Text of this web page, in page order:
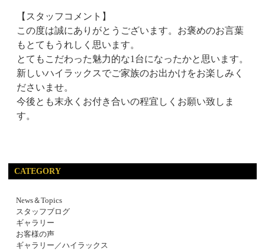
【スタッフコメント】
この度は誠にありがとうございます。お褒めのお言葉
もとてもうれしく思います。
とてもこだわった魅力的な1台になったかと思います。
新しいハイラックスでご家族のお出かけをお楽しみく
ださいませ。
今後とも末永くお付き合いの程宜しくお願い致しま
す。
CATEGORY
News＆Topics
スタッフブログ
ギャラリー
お客様の声
ギャラリー／ハイラックス